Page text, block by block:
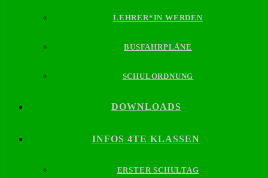
LEHRER*IN WERDEN
BUSFAHRPLÄNE
SCHULORDNUNG
DOWNLOADS
INFOS 4TE KLASSEN
ERSTER SCHULTAG